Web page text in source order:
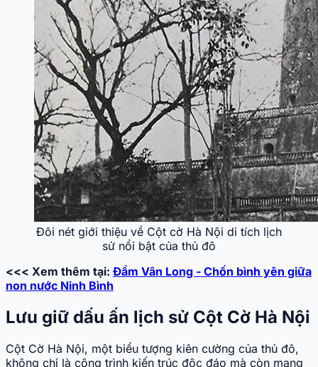
Đôi nét giới thiệu về Cột cờ Hà Nội di tích lịch
sử nổi bật của thủ đô
<<< Xem thêm tại: Đầm Vân Long - Chốn bình yên giữa
non nước Ninh Bình
Lưu giữ dấu ấn lịch sử Cột Cờ Hà Nội
Cột Cờ Hà Nội, một biểu tượng kiên cường của thủ đô,
không chỉ là công trình kiến trúc độc đáo mà còn mang